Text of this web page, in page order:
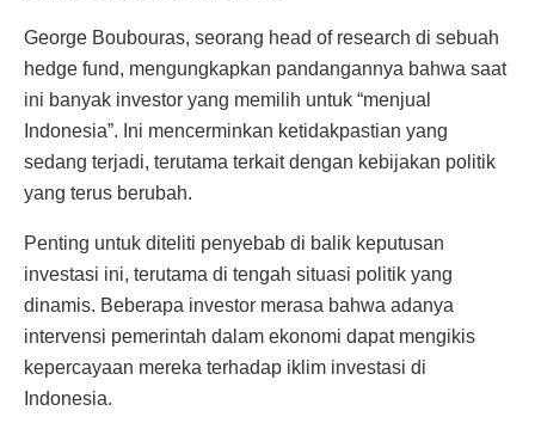
George Boubouras, seorang head of research di sebuah
hedge fund, mengungkapkan pandangannya bahwa saat
ini banyak investor yang memilih untuk “menjual
Indonesia”. Ini mencerminkan ketidakpastian yang
sedang terjadi, terutama terkait dengan kebijakan politik
yang terus berubah.
Penting untuk diteliti penyebab di balik keputusan
investasi ini, terutama di tengah situasi politik yang
dinamis. Beberapa investor merasa bahwa adanya
intervensi pemerintah dalam ekonomi dapat mengikis
kepercayaan mereka terhadap iklim investasi di
Indonesia.